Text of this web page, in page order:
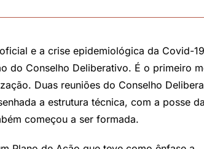
e a crise epidemiológica da Covid-
do Conselho Deliberativo. É o primeiro
Duas reuniões do Conselho
a estrutura técnica, com a posse
começou a ser formada.